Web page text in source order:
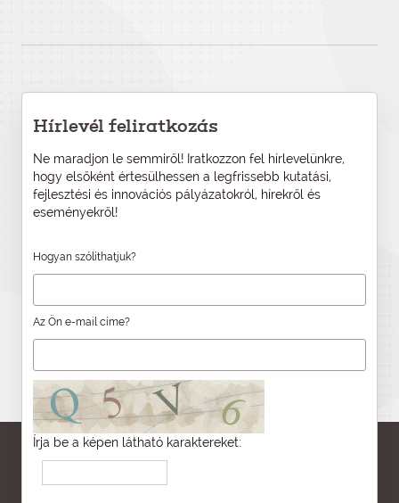
Hírlevél feliratkozás
Ne maradjon le semmiről! Iratkozzon fel hírlevelünkre,
hogy elsőként értesülhessen a legfrissebb kutatási,
fejlesztési és innovációs pályázatokról, hírekről és
eseményekről!
Hogyan szólíthatjuk?
Az Ön e-mail címe?
Írja be a képen látható karaktereket: